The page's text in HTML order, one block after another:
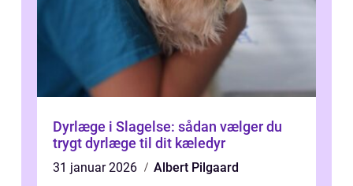
Dyrlæge i Slagelse: sådan vælger du
trygt dyrlæge til dit kæledyr
31 januar 2026
Albert Pilgaard